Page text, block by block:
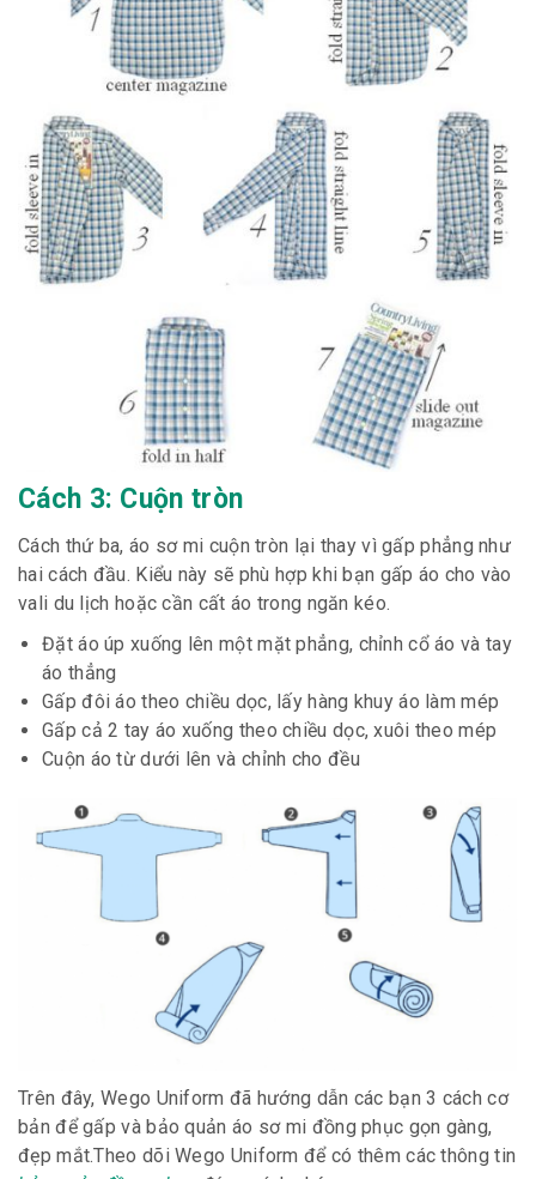
Cách 3: Cuộn tròn
Cách thứ ba, áo sơ mi cuộn tròn lại thay vì gấp phẳng như
hai cách đầu. Kiểu này sẽ phù hợp khi bạn gấp áo cho vào
vali du lịch hoặc cần cất áo trong ngăn kéo.
Đặt áo úp xuống lên một mặt phẳng, chỉnh cổ áo và tay
áo thẳng
Gấp đôi áo theo chiều dọc, lấy hàng khuy áo làm mép
Gấp cả 2 tay áo xuống theo chiều dọc, xuôi theo mép
Cuộn áo từ dưới lên và chỉnh cho đều
Trên đây, Wego Uniform đã hướng dẫn các bạn 3 cách cơ
bản để gấp và bảo quản áo sơ mi đồng phục gọn gàng,
đẹp mắt.Theo dõi Wego Uniform để có thêm các thông tin